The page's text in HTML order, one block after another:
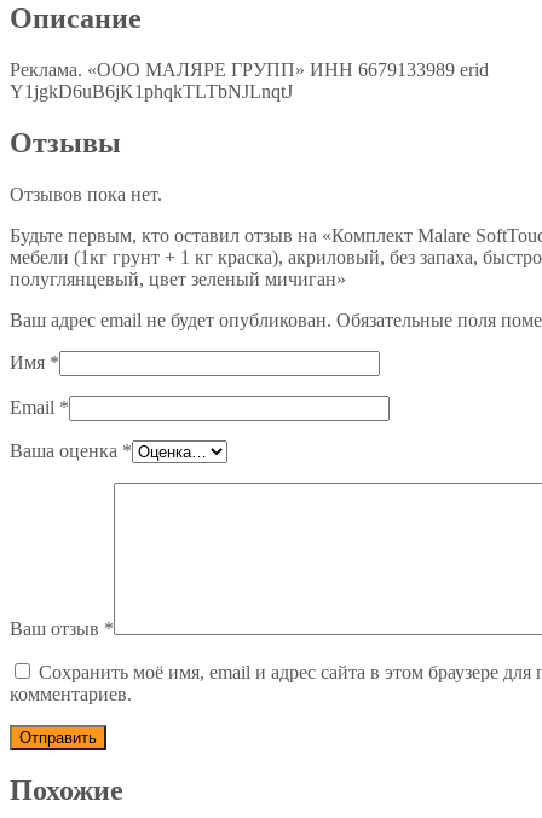
Описание
Реклама. «ООО МАЛЯРЕ ГРУПП» ИНН 6679133989 erid
Y1jgkD6uB6jK1phqkTLTbNJLnqtJ
Отзывы
Отзывов пока нет.
Будьте первым, кто оставил отзыв на «Комплект Malare
мебели (1кг грунт + 1 кг краска), акриловый, без запаха,
полуглянцевый, цвет зеленый мичиган»
Ваш адрес email не будет опубликован. Обязательные поля
Имя *
Email *
Ваша оценка *
Ваш отзыв *
Сохранить моё имя, email и адрес сайта в этом браузере
комментариев.
Похожие